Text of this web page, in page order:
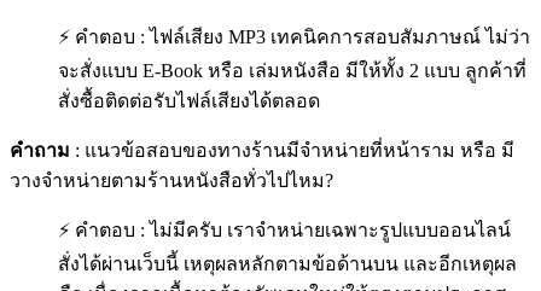
⚡ คำตอบ : ไฟล์เสียง MP3 เทคนิคการสอบสัมภาษณ์ ไม่ว่า
จะสั่งแบบ E-Book หรือ เล่มหนังสือ มีให้ทั้ง 2 แบบ ลูกค้าที่
สั่งซื้อติดต่อรับไฟล์เสียงได้ตลอด
คำถาม : แนวข้อสอบของทางร้านมีจำหน่ายที่หน้าราม หรือ มี
วางจำหน่ายตามร้านหนังสือทั่วไปไหม?
⚡ คำตอบ : ไม่มีครับ เราจำหน่ายเฉพาะรูปแบบออนไลน์
สั่งได้ผ่านเว็บนี้ เหตุผลหลักตามข้อด้านบน และอีกเหตุผล